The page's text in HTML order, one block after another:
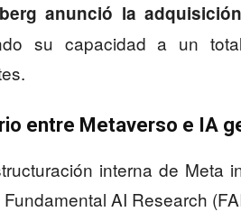
anunció la
su capacidad a un
entre Metaverso e IA
interna de Meta
AI Research